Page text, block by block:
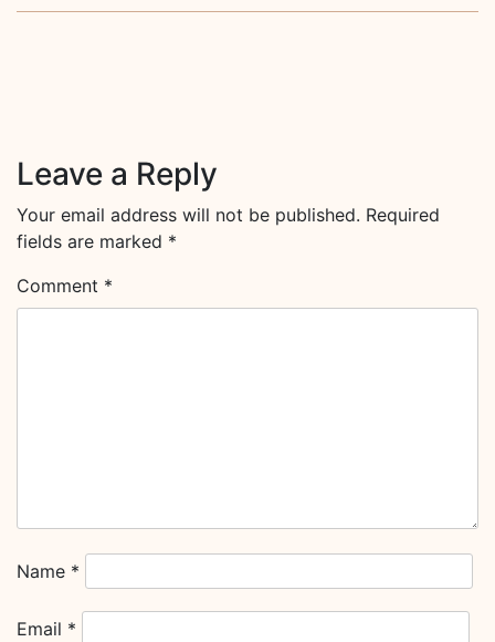
Leave a Reply
Your email address will not be published. Required
fields are marked *
Comment *
Name *
Email *